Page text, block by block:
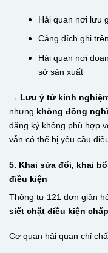
Hải quan nơi lưu
Cảng đích ghi
Hải quan nơi
sở sản xuất
→ Lưu ý từ kinh
nhưng không đồng
đăng ký không phù hợp
vẫn có thể bị yêu cầu
5. Khai sửa đổi, khai
điều kiện
Thông tư 121 đơn giản
siết chặt điều kiện
Cơ quan hải quan chỉ